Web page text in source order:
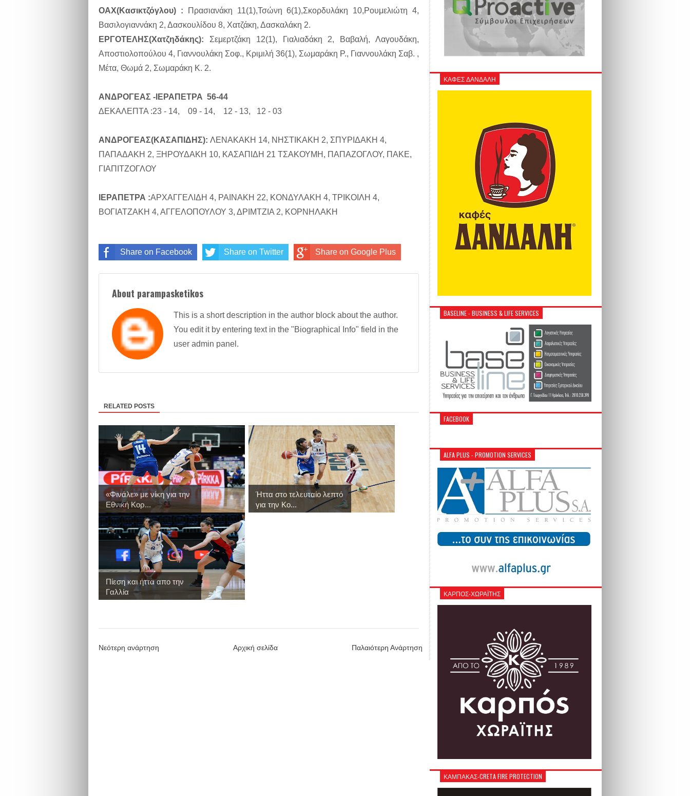
ΟΑΧ(Κασικτζόγλου) : Πρασιανάκη 11(1),Τσώνη 6(1),Σκορδυλάκη 10,Ρουμελιώτη 4,
Βασιλογιαννάκη 2, Δασκουλίδου 8, Χατζάκη, Δασκαλάκη 2.
ΕΡΓΟΤΕΛΗΣ(Χατζηδάκης): Σεμερτζάκη 12(1), Γιαλιαδάκη 2, Βαβαλή, Λαγουδάκη,
Αποστιολοπούλου 4, Γιαννουλάκη Σοφ., Κριμιλή 36(1), Σωμαράκη Ρ., Γιαννουλάκη Σαβ. ,
Μέτα, Θωμά 2, Σωμαράκη Κ. 2.
ΑΝΔΡΟΓΕΑΣ -ΙΕΡΑΠΕΤΡΑ 56-44
ΔΕΚΑΛΕΠΤΑ :23 - 14, 09 - 14, 12 - 13, 12 - 03
ΑΝΔΡΟΓΕΑΣ(ΚΑΣΑΠΙΔΗΣ): ΛΕΝΑΚΑΚΗ 14, ΝΗΣΤΙΚΑΚΗ 2, ΣΠΥΡΙΔΑΚΗ 4,
ΠΑΠΑΔΑΚΗ 2, ΞΗΡΟΥΔΑΚΗ 10, ΚΑΣΑΠΙΔΗ 21 ΤΣΑΚΟΥΜΗ, ΠΑΠΑΖΟΓΛΟΥ, ΠΑΚΕ,
ΓΙΑΠΙΤΖΟΓΛΟΥ
ΙΕΡΑΠΕΤΡΑ :ΑΡΧΑΓΓΕΛΙΔΗ 4, ΡΑΙΝΑΚΗ 22, ΚΟΝΔΥΛΑΚΗ 4, ΤΡΙΚΟΙΛΗ 4,
ΒΟΓΙΑΤΖΑΚΗ 4, ΑΓΓΕΛΟΠΟΥΛΟΥ 3, ΔΡΙΜΤΖΙΑ 2, ΚΟΡΝΗΛΑΚΗ
Share on Facebook Share on Twitter Share on Google Plus
About parampasketikos
This is a short description in the author block about the author.
You edit it by entering text in the "Biographical Info" field in the
user admin panel.
RELATED POSTS
«Φινάλε» με νίκη για την
Εθνική Κορ...
Ήττα στο τελευταίο λεπτό
για την Κο...
Πίεση και ήττα απο την
Γαλλία
Νεότερη ανάρτηση Παλαιότερη Ανάρτηση
Αρχική σελίδα
ΚΑΦΕΣ ΔΑΝΔΑΛΗ
BASELINE - BUSINESS & LIFE SERVICES
FACEBOOK
ALFA PLUS - PROMOTION SERVICES
ΚΑΡΠΟΣ-ΧΩΡΑΪΤΗΣ
ΚΑΜΠΑΚΑΣ-CRETA FIRE PROTECTION